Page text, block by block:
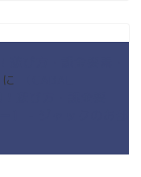
に